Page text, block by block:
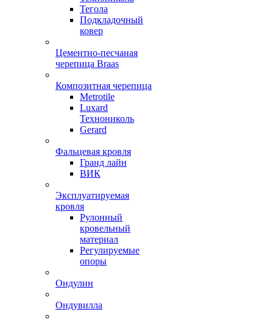
Тегола
Подкладочный
ковер
Цементно-песчаная
черепица Braas
Композитная черепица
Metrotile
Luxard
Технониколь
Gerard
Фальцевая кровля
Гранд лайн
ВИК
Эксплуатируемая
кровля
Рулонный
кровельный
материал
Регулируемые
опоры
Ондулин
Ондувилла